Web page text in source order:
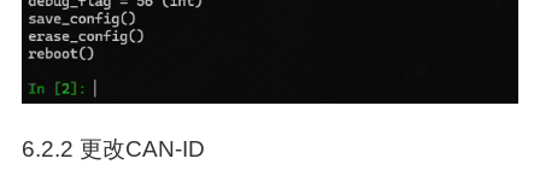
6.2.2 更改CAN-ID